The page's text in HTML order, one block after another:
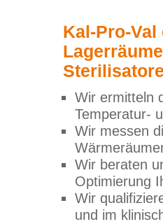
Kal-Pro-
Wir ermitteln
Temperatur-
Wir messen
Wir beraten
Optimierung
Wir
und im